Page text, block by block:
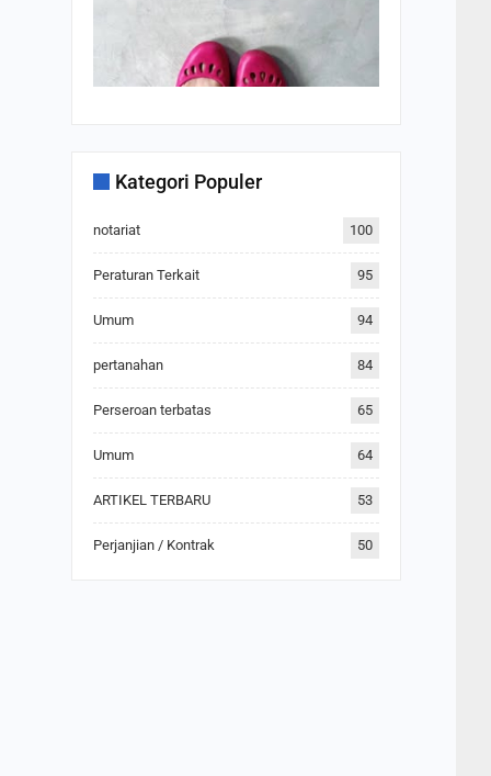
Kategori Populer
notariat 100
Peraturan Terkait 95
Umum 94
pertanahan 84
Perseroan terbatas 65
Umum 64
ARTIKEL TERBARU 53
Perjanjian / Kontrak 50